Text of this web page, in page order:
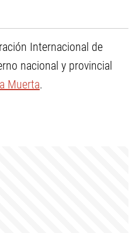
Internacional de
nacional y provincial
Muerta.